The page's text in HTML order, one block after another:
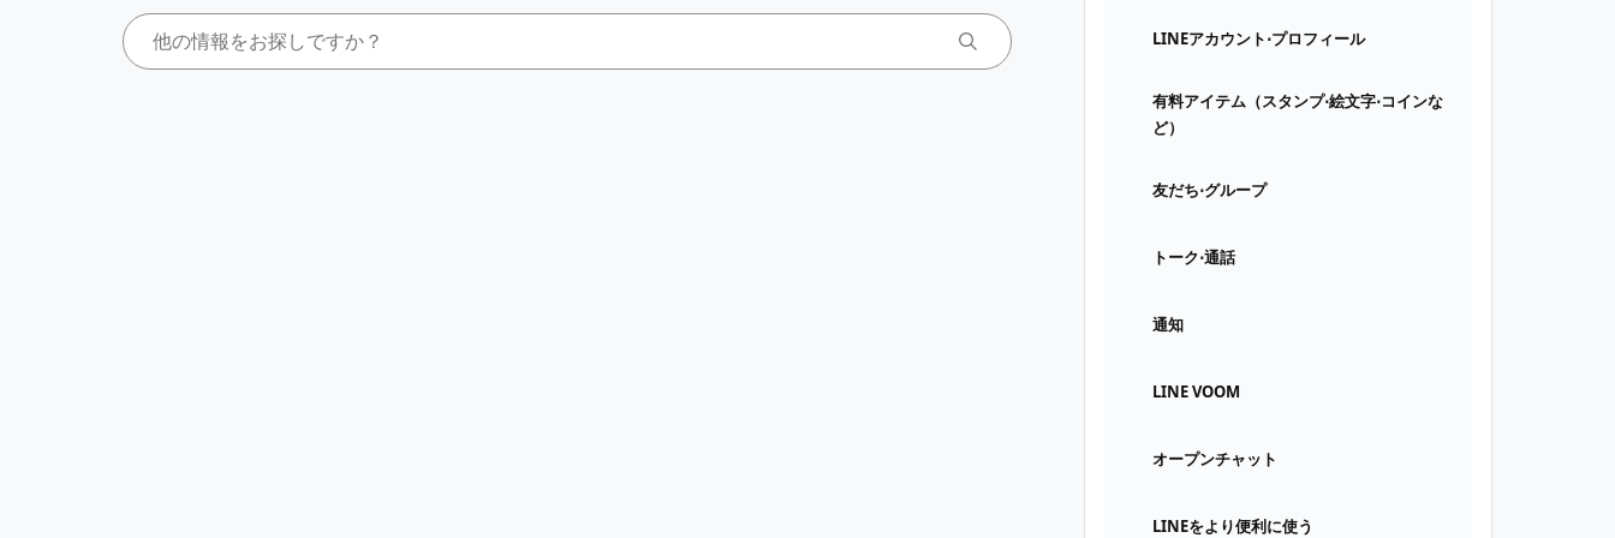
LINEアカウント⋅プロフィール
有料アイテム（スタンプ⋅絵文字⋅コインな
ど）
友だち⋅グループ
トーク⋅通話
通知
LINE VOOM
オープンチャット
LINEをより便利に使う